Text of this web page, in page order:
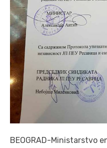
BEOGRAD-Ministarstvo